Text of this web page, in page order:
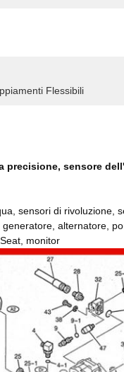
Flessibili
sensore
sensori di rivoluzione,
alternatore,
monitor